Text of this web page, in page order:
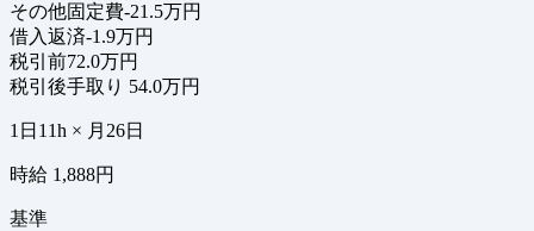
その他固定費-21.5万円
借入返済-1.9万円
税引前72.0万円
税引後手取り 54.0万円
1日11h × 月26日
時給 1,888円
基準